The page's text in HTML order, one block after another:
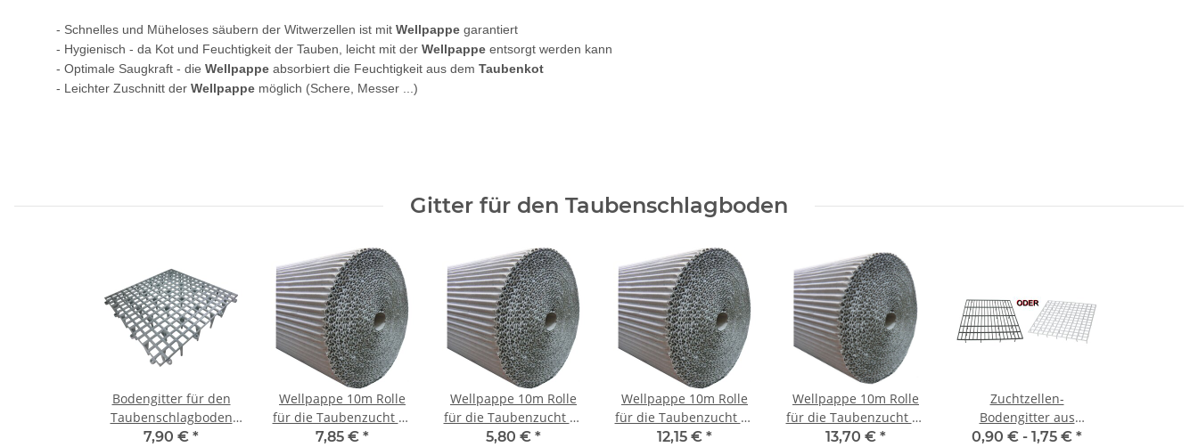
- Schnelles und Müheloses säubern der Witwerzellen ist mit Wellpappe garantiert
- Hygienisch - da Kot und Feuchtigkeit der Tauben, leicht mit der Wellpappe entsorgt werden kann
- Optimale Saugkraft - die Wellpappe absorbiert die Feuchtigkeit aus dem Taubenkot
- Leichter Zuschnitt der Wellpappe möglich (Schere, Messer ...)
Gitter für den Taubenschlagboden
Bodengitter für den
Taubenschlagboden
Taubenzubehör
7,90 € *
Wellpappe 10m Rolle
für die Taubenzucht 20
cm
7,85 € *
Wellpappe 10m Rolle
für die Taubenzucht 30
cm
5,80 € *
Wellpappe 10m Rolle
für die Taubenzucht 40
cm
12,15 € *
Wellpappe 10m Rolle
für die Taubenzucht 50
cm
13,70 € *
Zuchtzellen-
Bodengitter aus
Kunststoff KLEIN
0,90 € - 1,75 € *